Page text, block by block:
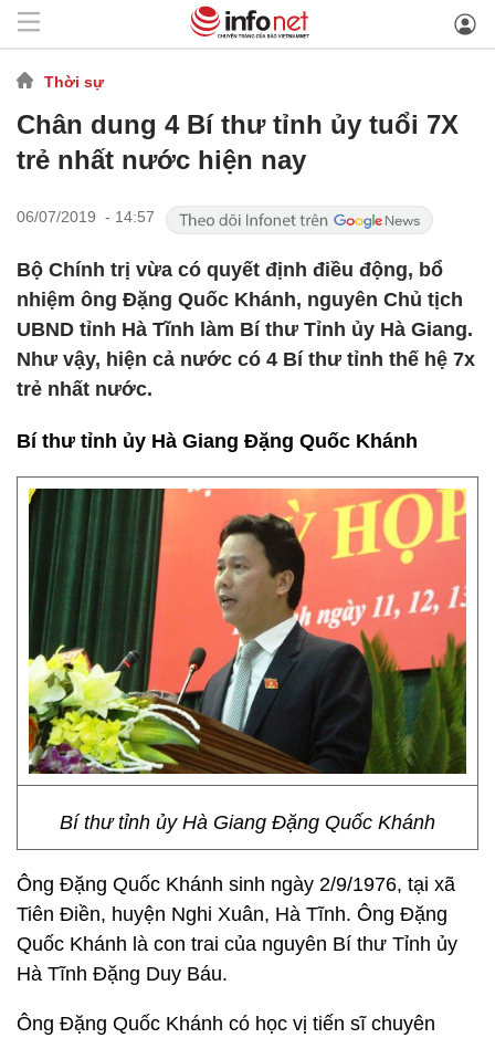
Thời sự
Chân dung 4 Bí thư tỉnh ủy tuổi 7X
trẻ nhất nước hiện nay
06/07/2019 - 14:57
Bộ Chính trị vừa có quyết định điều động, bổ
nhiệm ông Đặng Quốc Khánh, nguyên Chủ tịch
UBND tỉnh Hà Tĩnh làm Bí thư Tỉnh ủy Hà Giang.
Như vậy, hiện cả nước có 4 Bí thư tỉnh thế hệ 7x
trẻ nhất nước.
Bí thư tỉnh ủy Hà Giang Đặng Quốc Khánh
Bí thư tỉnh ủy Hà Giang Đặng Quốc Khánh
Ông Đặng Quốc Khánh sinh ngày 2/9/1976, tại xã
Tiên Điền, huyện Nghi Xuân, Hà Tĩnh. Ông Đặng
Quốc Khánh là con trai của nguyên Bí thư Tỉnh ủy
Hà Tĩnh Đặng Duy Báu.
Ông Đặng Quốc Khánh có học vị tiến sĩ chuyên